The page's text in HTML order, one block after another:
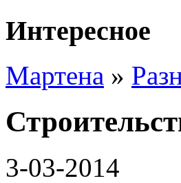
Интересное
Мартена »
3-03-2014